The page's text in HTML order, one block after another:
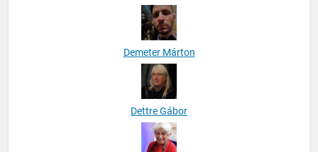
Demeter Márton
Dettre Gábor